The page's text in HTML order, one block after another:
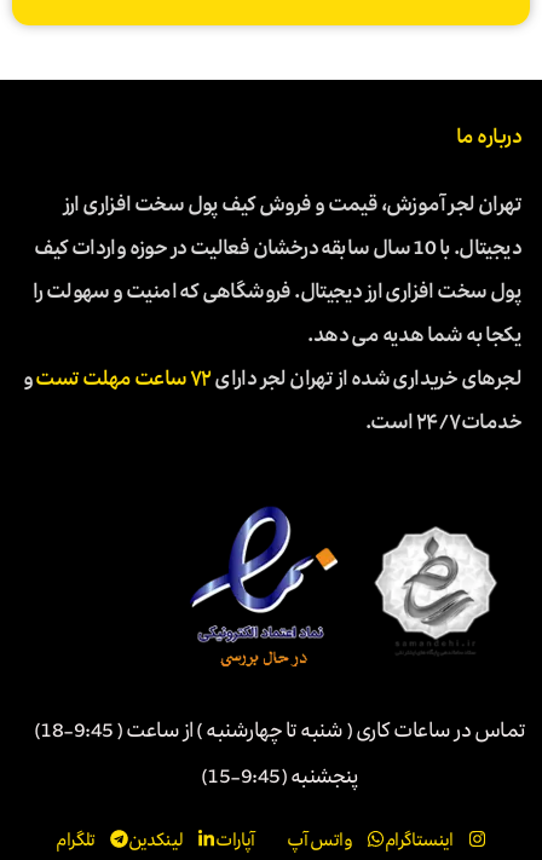
درباره ما
تهران لجر آموزش، قیمت و فروش کیف پول سخت افزاری ارز
دیجیتال. با 10 سال سابقه درخشان فعالیت در حوزه واردات کیف
پول سخت افزاری ارز دیجیتال. فروشگاهی که امنیت و سهولت را
یکجا به شما هدیه می دهد.
لجرهای خریداری شده از تهران لجر دارای۷۲ ساعت مهلت تست
و
خدمات ۲۴/۷ است.
تماس در ساعات کاری ( شنبه تا چهارشنبه ) از ساعت ( 9:45-18)
پنجشنبه (9:45-15)
اینستاگرام واتس آپ آپارات لینکدین تلگرام